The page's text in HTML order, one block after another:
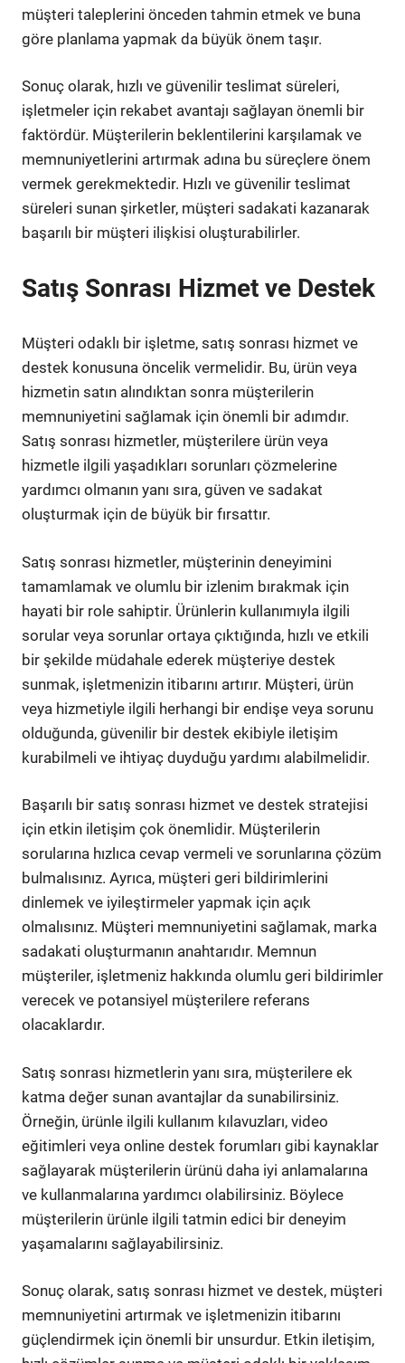
müşteri taleplerini önceden tahmin etmek ve buna
göre planlama yapmak da büyük önem taşır.
Sonuç olarak, hızlı ve güvenilir teslimat süreleri,
işletmeler için rekabet avantajı sağlayan önemli bir
faktördür. Müşterilerin beklentilerini karşılamak ve
memnuniyetlerini artırmak adına bu süreçlere önem
vermek gerekmektedir. Hızlı ve güvenilir teslimat
süreleri sunan şirketler, müşteri sadakati kazanarak
başarılı bir müşteri ilişkisi oluşturabilirler.
Satış Sonrası Hizmet ve Destek
Müşteri odaklı bir işletme, satış sonrası hizmet ve
destek konusuna öncelik vermelidir. Bu, ürün veya
hizmetin satın alındıktan sonra müşterilerin
memnuniyetini sağlamak için önemli bir adımdır.
Satış sonrası hizmetler, müşterilere ürün veya
hizmetle ilgili yaşadıkları sorunları çözmelerine
yardımcı olmanın yanı sıra, güven ve sadakat
oluşturmak için de büyük bir fırsattır.
Satış sonrası hizmetler, müşterinin deneyimini
tamamlamak ve olumlu bir izlenim bırakmak için
hayati bir role sahiptir. Ürünlerin kullanımıyla ilgili
sorular veya sorunlar ortaya çıktığında, hızlı ve etkili
bir şekilde müdahale ederek müşteriye destek
sunmak, işletmenizin itibarını artırır. Müşteri, ürün
veya hizmetiyle ilgili herhangi bir endişe veya sorunu
olduğunda, güvenilir bir destek ekibiyle iletişim
kurabilmeli ve ihtiyaç duyduğu yardımı alabilmelidir.
Başarılı bir satış sonrası hizmet ve destek stratejisi
için etkin iletişim çok önemlidir. Müşterilerin
sorularına hızlıca cevap vermeli ve sorunlarına çözüm
bulmalısınız. Ayrıca, müşteri geri bildirimlerini
dinlemek ve iyileştirmeler yapmak için açık
olmalısınız. Müşteri memnuniyetini sağlamak, marka
sadakati oluşturmanın anahtarıdır. Memnun
müşteriler, işletmeniz hakkında olumlu geri bildirimler
verecek ve potansiyel müşterilere referans
olacaklardır.
Satış sonrası hizmetlerin yanı sıra, müşterilere ek
katma değer sunan avantajlar da sunabilirsiniz.
Örneğin, ürünle ilgili kullanım kılavuzları, video
eğitimleri veya online destek forumları gibi kaynaklar
sağlayarak müşterilerin ürünü daha iyi anlamalarına
ve kullanmalarına yardımcı olabilirsiniz. Böylece
müşterilerin ürünle ilgili tatmin edici bir deneyim
yaşamalarını sağlayabilirsiniz.
Sonuç olarak, satış sonrası hizmet ve destek, müşteri
memnuniyetini artırmak ve işletmenizin itibarını
güçlendirmek için önemli bir unsurdur. Etkin iletişim,